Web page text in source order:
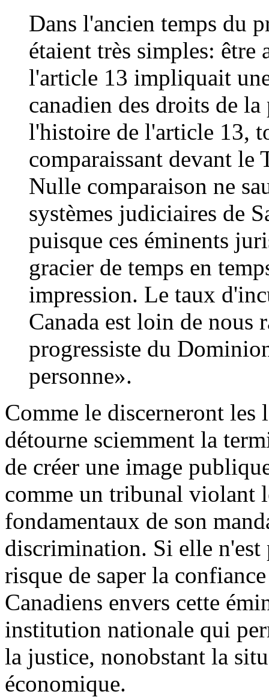
Dans l'ancien temps du
étaient très simples: être
l'article 13 impliquait
canadien des droits de
l'histoire de l'article 13,
comparaissant devant le
Nulle comparaison ne
systèmes judiciaires de
puisque ces éminents
gracier de temps en
impression. Le taux
Canada est loin de nous
progressiste du
personne».
Comme le discerneront les
détourne sciemment la
de créer une image
comme un tribunal violant
fondamentaux de son
discrimination. Si elle n'est
risque de saper la
Canadiens envers cette
institution nationale qui
la justice, nonobstant la
économique.